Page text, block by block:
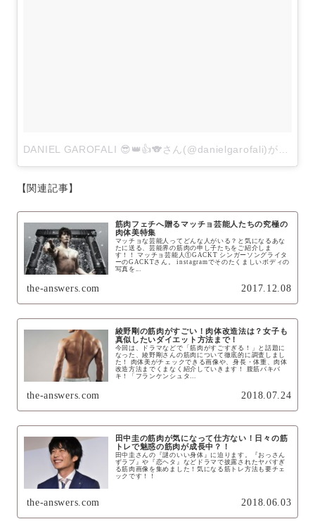
【関連記事】
筋肉フェチへ贈るマッチョ芸能人たちの究極の
肉体美特集
マッチョな芸能人ってどんな人がいる？と気になるあな
たに送る、芸能界の筋肉の申し子たちをご紹介しま
す！！ マッチョ芸能人①GACKT シンガーソングライタ
ーのGACKTさん。 instagramでそのたくましいボディの
写真を...
the-answers.com 2017.12.08
綾野剛の筋肉がすごい！肉体改造法は？女子も
真似したいダイエット方法まで！
今回は、ドラマなどで「筋肉がすごすぎる！」と話題に
なった、綾野剛さんの筋肉について徹底的に調査しまし
た！ 肉体美がチェックできる画像や、身長・体重、肉体
改造方法までくまなく紹介していきます！ 腹筋バキバ
キ！「フランケンシュタ...
the-answers.com 2018.07.24
田中圭の筋肉が気になって仕方ない！日々の筋
トレで魅惑の筋肉が成長中？！
田中圭さんの『謎のいい身体』に迫ります。『おっさん
ずラブ』や『恋ヘタ』などドラマで披露されたヤバすぎ
る筋肉画像を集めました！気になる筋トレ方法も要チェ
ックです！！
the-answers.com 2018.06.03